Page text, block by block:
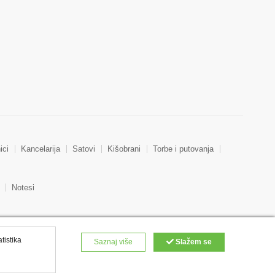
Kancelarija Satovi Kišobrani
Torbe i putovanja
Notesi
Saznaj više Slažem se